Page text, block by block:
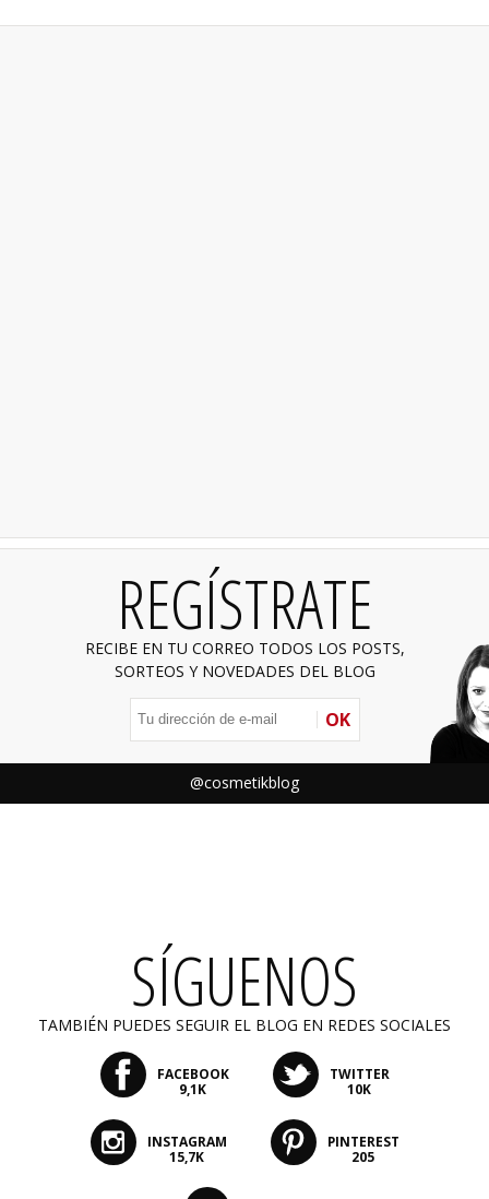
REGÍSTRATE
RECIBE EN TU CORREO TODOS LOS POSTS,
SORTEOS Y NOVEDADES DEL BLOG
OK
@cosmetikblog
SÍGUENOS
TAMBIÉN PUEDES SEGUIR EL BLOG EN REDES SOCIALES
FACEBOOK
9,1K
TWITTER
10K
INSTAGRAM
15,7K
PINTEREST
205